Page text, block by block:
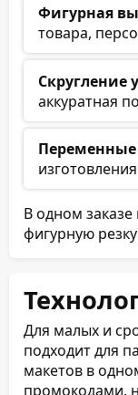
Фигурная
товара,
Скругление
аккуратная
В одном
фигурную
Для малых и
подходит для
макетов в
промокодами,